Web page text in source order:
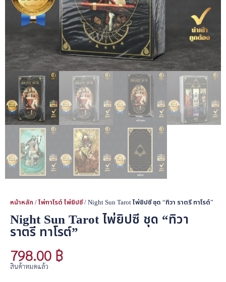
หน้าหลัก /ไพ่ทาโรต์ ไพ่ยิปซี/ Night Sun Tarot ไพ่ยิปซี ชุด “ทิวา ราตรี ทาโรต์”
Night Sun Tarot ไพ่ยิปซี ชุด “ทิวา
ราตรี ทาโรต์”
798.00 ฿
สินค้าหมดแล้ว